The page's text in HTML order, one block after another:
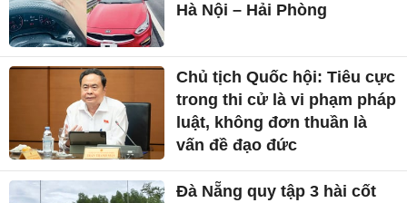
Hà Nội – Hải Phòng
Chủ tịch Quốc hội: Tiêu cực
trong thi cử là vi phạm pháp
luật, không đơn thuần là
vấn đề đạo đức
Đà Nẵng quy tập 3 hài cốt